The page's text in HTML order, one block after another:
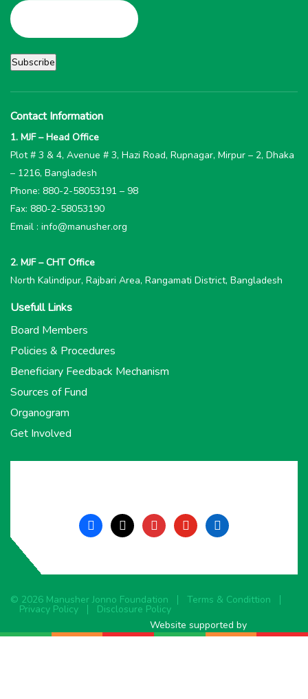
Contact Information
1. MJF – Head Office
Plot # 3 & 4, Avenue # 3, Hazi Road, Rupnagar, Mirpur – 2, Dhaka
– 1216, Bangladesh
Phone: 880-2-58053191 – 98
Fax: 880-2-58053190
Email : info@manusher.org
2. MJF – CHT Office
North Kalindipur, Rajbari Area, Rangamati District, Bangladesh
Usefull Links
Board Members
Policies & Procedures
Beneficiary Feedback Mechanism
Sources of Fund
Organogram
Get Involved
facebook
x instagramyoutubelinkedin
© 2026 Manusher Jonno Foundation Terms & Condittion
Privacy Policy
Disclosure Policy
Website supported by